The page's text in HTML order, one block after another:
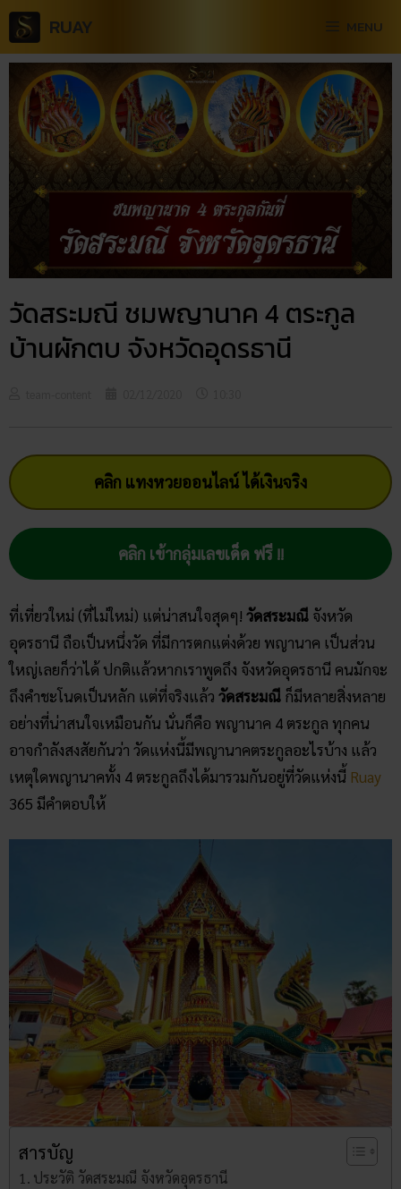
RUAY MENU
วัดสระมณี ชมพญานาค 4 ตระกูล
บ้านผักตบ จังหวัดอุดรธานี
คลิก แทงหวยออนไลน์ ได้เงินจริง
คลิก เข้ากลุ่มเลขเด็ด ฟรี !!
ที่เที่ยวใหม่ (ที่ไม่ใหม่) แต่น่าสนใจสุดๆ! วัดสระมณี จังหวัด
อุดรธานี ถือเป็นหนึ่งวัด ที่มีการตกแต่งด้วย พญานาค เป็นส่วน
ใหญ่เลยก็ว่าได้ ปกติแล้วหากเราพูดถึง จังหวัดอุดรธานี คนมักจะ
ถึงคำชะโนดเป็นหลัก แต่ที่จริงแล้ว วัดสระมณี ก็มีหลายสิ่งหลาย
อย่างที่น่าสนใจเหมือนกัน นั่นก็คือ พญานาค 4 ตระกูล ทุกคน
อาจกำลังสงสัยกันว่า วัดแห่งนี้มีพญานาคตระกูลอะไรบ้าง แล้ว
เหตุใดพญานาคทั้ง 4 ตระกูลถึงได้มารวมกันอยู่ที่วัดแห่งนี้ Ruay
365 มีคำตอบให้
สารบัญ
ประวัติ วัดสระมณี จังหวัดอุดรธานี